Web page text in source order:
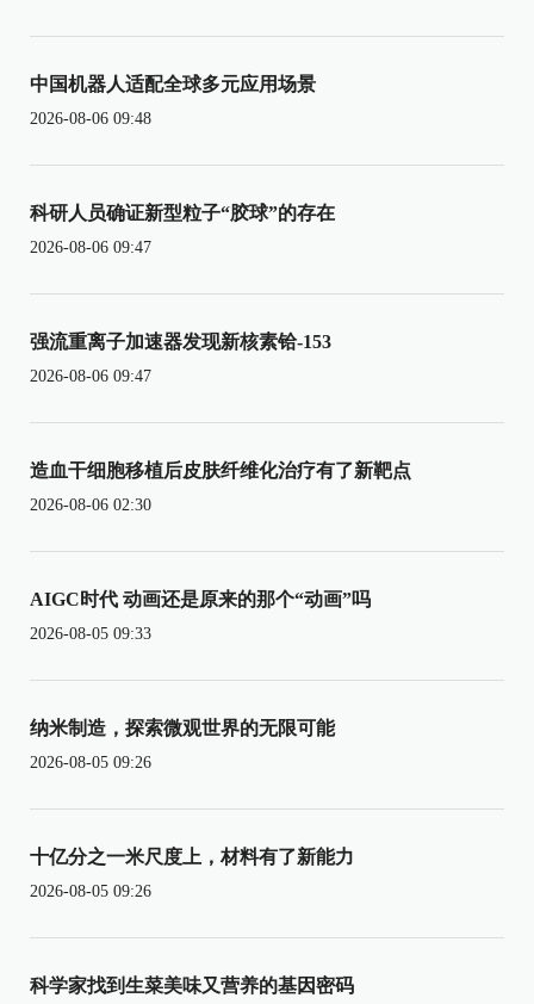
中国机器人适配全球多元应用场景
2026-08-06 09:48
科研人员确证新型粒子“胶球”的存在
2026-08-06 09:47
强流重离子加速器发现新核素铪-153
2026-08-06 09:47
造血干细胞移植后皮肤纤维化治疗有了新靶点
2026-08-06 02:30
AIGC时代 动画还是原来的那个“动画”吗
2026-08-05 09:33
纳米制造，探索微观世界的无限可能
2026-08-05 09:26
十亿分之一米尺度上，材料有了新能力
2026-08-05 09:26
科学家找到生菜美味又营养的基因密码